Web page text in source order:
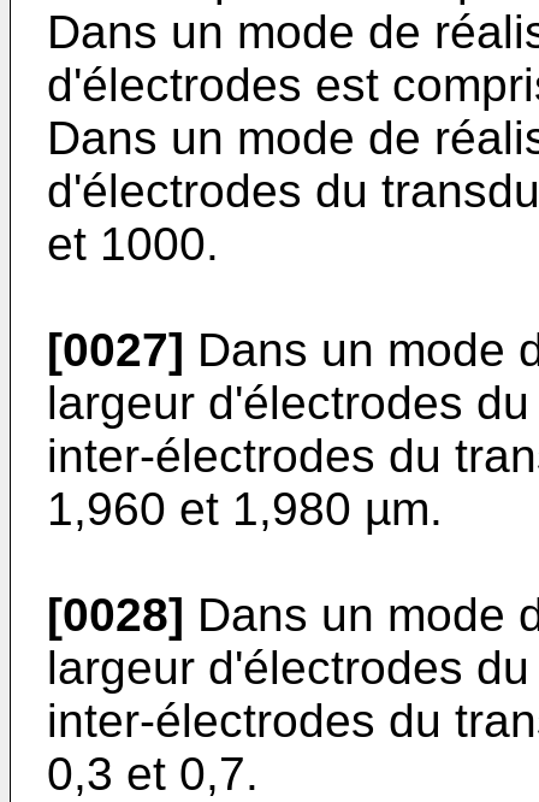
Dans un mode de
d'électrodes est
Dans un mode de
d'électrodes du
et 1000.
[0027] Dans un mode
largeur d'électrodes
inter-électrodes du
1,960 et 1,980 µm.
[0028] Dans un mode
largeur d'électrodes
inter-électrodes du
0,3 et 0,7.